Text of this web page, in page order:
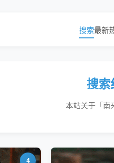
搜索最新
搜索
本站关于「南
4